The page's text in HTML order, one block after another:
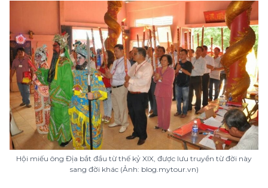
Hội miếu ông Địa bắt đầu từ thế kỷ XIX, được lưu truyền từ đời này
sang đời khác (Ảnh: blog.mytour.vn)